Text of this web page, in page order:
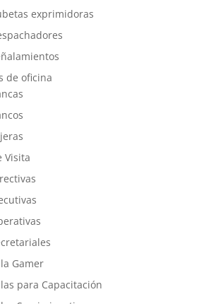
exprimidoras
de oficina
Visita
Gamer
para Capacitación